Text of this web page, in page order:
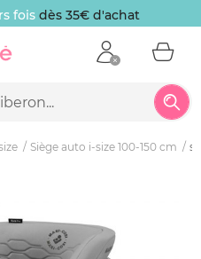
fois dès 35€ d'achat
Siège auto i-size 100-150 cm